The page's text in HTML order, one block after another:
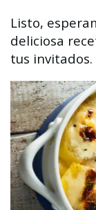
Listo,
deliciosa
tus invitados.